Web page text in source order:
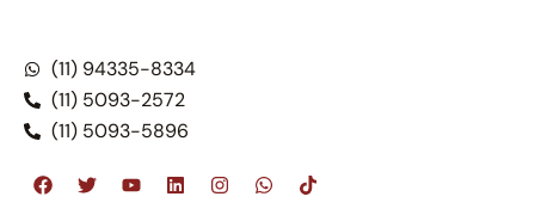
(11) 94335-8334
(11) 5093-2572
(11) 5093-5896